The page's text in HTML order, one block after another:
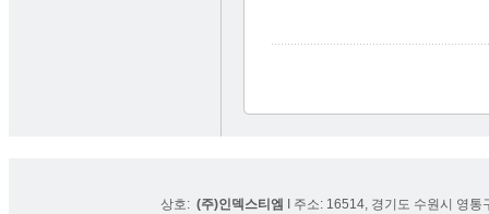
상호: (주)인덱스티엠
I 주소: 16514, 경기도 수원시 영